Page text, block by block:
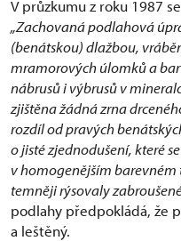
V průzkumu z roku 1987
„Zachovaná podlahová
(benátskou) dlažbou,
mramorových úlomků a
nábrusů i výbrusů v
zjištěna žádná zrna
rozdíl od pravých
o jisté zjednodušení, které
v homogenějším barevném
temněji rýsovaly
podlahy předpokládá, že
a leštěný.